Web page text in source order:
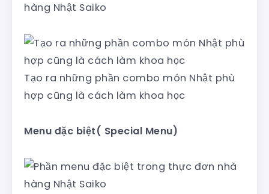
hàng Nhật Saiko
Tạo ra những phần combo món Nhật phù
hợp cũng là cách làm khoa học
Menu đặc biệt( Special Menu)